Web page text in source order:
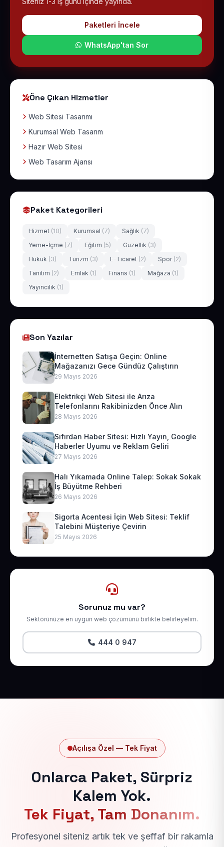
Paketleri İncele
WhatsApp'tan Sor
Öne Çıkan Hizmetler
Web Sitesi Tasarımı
Kurumsal Web Tasarım
Hazır Web Sitesi
Web Tasarım Ajansı
Paket Kategorileri
Hizmet (10) Kurumsal (7) Sağlık (7)
Yeme-İçme (7) Eğitim (5) Güzellik (3)
Hukuk (3) Turizm (3) E-Ticaret (2) Spor (2)
Tanıtım (2) Emlak (1) Finans (1) Mağaza (1)
Yayıncılık (1)
Son Yazılar
İnternetten Satışa Geçin: Online
Mağazanızı Gece Gündüz Çalıştırın
29 Mayıs 2026
Elektrikçi Web Sitesi ile Arıza
Telefonlarını Rakibinizden Önce Alın
28 Mayıs 2026
Sıfırdan Haber Sitesi: Hızlı Yayın, Google
Haberler Uyumu ve Reklam Geliri
27 Mayıs 2026
Halı Yıkamada Online Talep: Sokak Sokak
İş Büyütme Rehberi
26 Mayıs 2026
Sigorta Acentesi İçin Web Sitesi: Teklif
Talebini Müşteriye Çevirin
25 Mayıs 2026
Sorunuz mu var?
Sektörünüze en uygun web çözümünü birlikte belirleyelim.
444 0 947
Açılışa Özel — Tek Fiyat
Onlarca Paket, Sürpriz
Kalem Yok.
Tek Fiyat, Tam Donanım.
Profesyonel siteniz artık tek ve şeffaf bir rakamla